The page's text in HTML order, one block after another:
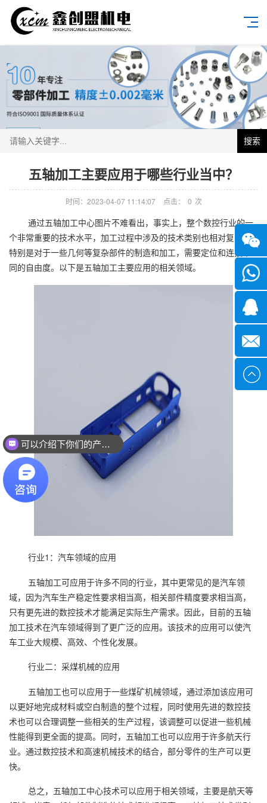
搜索
五轴加工主要应用于哪些行业当中？
时间：2023-04-07 11:14:07 点击： 0 次
通过五轴加工中心图片不难看出，事实上，整个数控行业的一
个非常重要的技术水平，加工过程中涉及的技术类别也相对复杂，
特别是对于一些几何等复杂部件的制造和加工，需要定位和连接不
同的自由度。以下是五轴加工主要应用的相关领域。
行业1：汽车领域的应用
五轴加工可应用于许多不同的行业，其中更常见的是汽车领
域，因为汽车生产稳定性要求相当高，相关部件精度要求相当高，
只有更先进的数控技术才能满足实际生产需求。因此，目前的五轴
加工技术在汽车领域得到了更广泛的应用。该技术的应用可以使汽
车工业大规模、高效、个性化发展。
行业二：采煤机械的应用
五轴加工也可以应用于一些煤矿机械领域，通过添加该应用可
以更好地完成材料或空白制造的整个过程，同时使用先进的数控技
术也可以合理调整一些相关的生产过程，该调整可以促进一些机械
性能得到更全面的提高。同时，五轴加工也可以应用于许多航天行
业。通过数控技术和高速机械技术的结合，部分零件的生产可以更
快。
总之，五轴加工中心技术可以应用于相关领域，主要是航天等
微信